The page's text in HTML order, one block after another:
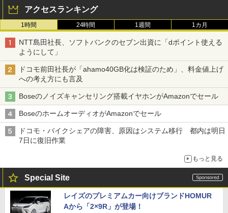
アクセスランキング
1時間 24時間 1週間 1カ月
NTT島田社長、ソフトバンクのセブン出資に「dポイント使える
ようにして」
ドコモ前田社長が「ahamo40GB化は検証のため」、料金値上げ
への考え方にも言及
Boseのノイズキャンセリング搭載イヤホンがAmazonでセール
BoseのホームオーディオがAmazonでセール
ドコモ・バイクシェアの障害、原因はシステム移行 都内は明日
7日に復旧作業
もっと見る
Special Site
レイズのプレミアムカー向けブランドHOMUR
Aから「2×9R」が登場！